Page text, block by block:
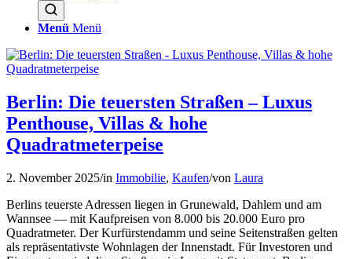
Menü Menü
Berlin: Die teuersten Straßen – Luxus
Penthouse, Villas & hohe
Quadratmeterpeise
2. November 2025/in Immobilie, Kaufen/von Laura
Berlins teuerste Adressen liegen in Grunewald, Dahlem und am
Wannsee — mit Kaufpreisen von 8.000 bis 20.000 Euro pro
Quadratmeter. Der Kurfürstendamm und seine Seitenstraßen gelten
als repräsentativste Wohnlagen der Innenstadt. Für Investoren und